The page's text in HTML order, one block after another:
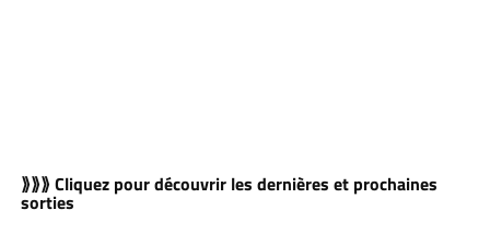
⟫⟫⟫ Cliquez pour découvrir les dernières et prochaines
sorties